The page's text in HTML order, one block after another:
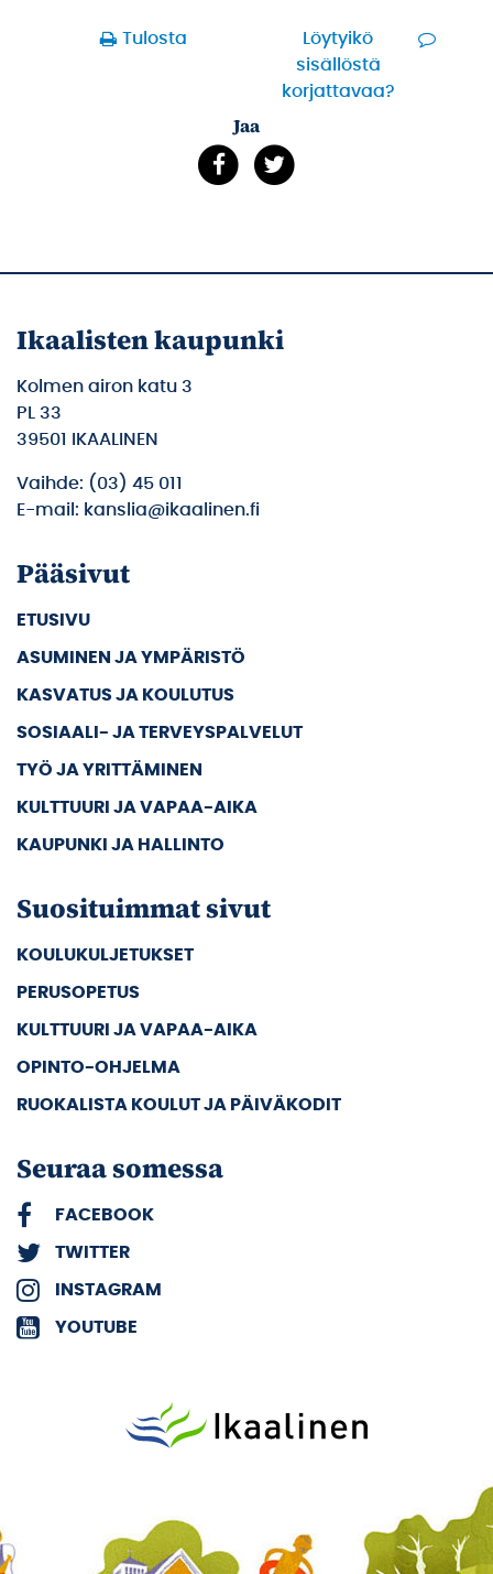
Tulosta
Löytyikö
sisällöstä
korjattavaa?
Jaa
Ikaalisten kaupunki
Kolmen airon katu 3
PL 33
39501 IKAALINEN
Vaihde: (03) 45 011
E-mail: kanslia@ikaalinen.fi
Pääsivut
ETUSIVU
ASUMINEN JA YMPÄRISTÖ
KASVATUS JA KOULUTUS
SOSIAALI- JA TERVEYSPALVELUT
TYÖ JA YRITTÄMINEN
KULTTUURI JA VAPAA-AIKA
KAUPUNKI JA HALLINTO
Suosituimmat sivut
KOULUKULJETUKSET
PERUSOPETUS
KULTTUURI JA VAPAA-AIKA
OPINTO-OHJELMA
RUOKALISTA KOULUT JA PÄIVÄKODIT
Seuraa somessa
FACEBOOK
TWITTER
INSTAGRAM
YOUTUBE